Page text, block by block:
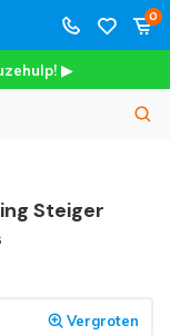
0
▶
Steiger
Vergroten